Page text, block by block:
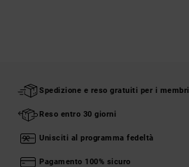
Spedizione e reso gratuiti per i membri
Reso entro 30 giorni
Unisciti al programma fedeltà
Pagamento 100% sicuro